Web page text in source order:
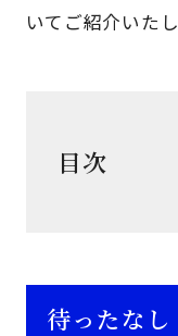
いてご紹介いたし
目次
待ったな